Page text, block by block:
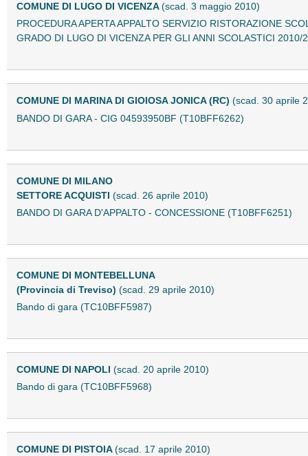
COMUNE DI LUGO DI VICENZA(scad. 3 maggio 2010)
PROCEDURA APERTA APPALTO SERVIZIO RISTORAZIONE
GRADO DI LUGO DI VICENZA PER GLI ANNI SCOLASTICI
COMUNE DI MARINA DI GIOIOSA JONICA (RC) (scad. 30 aprile
BANDO DI GARA - CIG 04593950BF (T10BFF6262)
COMUNE DI MILANO
SETTORE ACQUISTI (scad. 26 aprile 2010)
BANDO DI GARA D'APPALTO - CONCESSIONE (T10BFF6251)
COMUNE DI MONTEBELLUNA
(Provincia di Treviso) (scad. 29 aprile 2010)
Bando di gara (TC10BFF5987)
COMUNE DI NAPOLI (scad. 20 aprile 2010)
Bando di gara (TC10BFF5968)
COMUNE DI PISTOIA(scad. 17 aprile 2010)